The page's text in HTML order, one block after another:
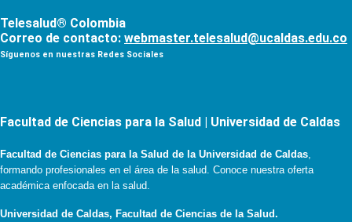
Telesalud® Colombia
Correo de contacto: webmaster.telesalud@ucaldas.edu.co
Síguenos en nuestras Redes Sociales
Facultad de Ciencias para la Salud | Universidad de Caldas
Facultad de Ciencias para la Salud de la Universidad de Caldas,
formando profesionales en el área de la salud. Conoce nuestra oferta
académica enfocada en la salud.
Universidad de Caldas, Facultad de Ciencias de la Salud.